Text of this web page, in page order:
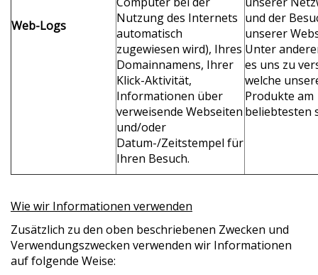
Web-Logs
Nutzung des Internets
automatisch
zugewiesen wird), Ihres
Domainnamens, Ihrer
Klick-Aktivität,
Informationen über
verweisende Webseiten
und/oder
Datum-/Zeitstempel für
Ihren Besuch.
und der
unserer
Unter
es uns zu
welche
Produkte am
beliebtesten
Wie wir Informationen verwenden
Zusätzlich zu den oben beschriebenen Zwecken und
Verwendungszwecken verwenden wir Informationen
auf folgende Weise: